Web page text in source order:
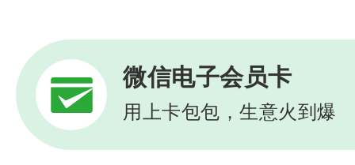
微信电子会员卡
用上卡包包，生意火到爆